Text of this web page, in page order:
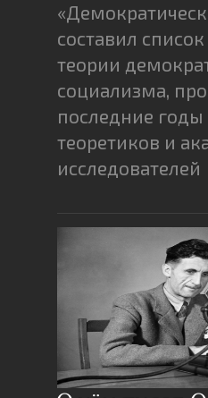
составил
теории
социализма,
последние
теоретиков и
исследователей